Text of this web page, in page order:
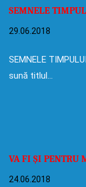
SEMNELE
29.06.2018
SEMNELE
sună titlul…
VA FI ȘI PENTRU
24.06.2018